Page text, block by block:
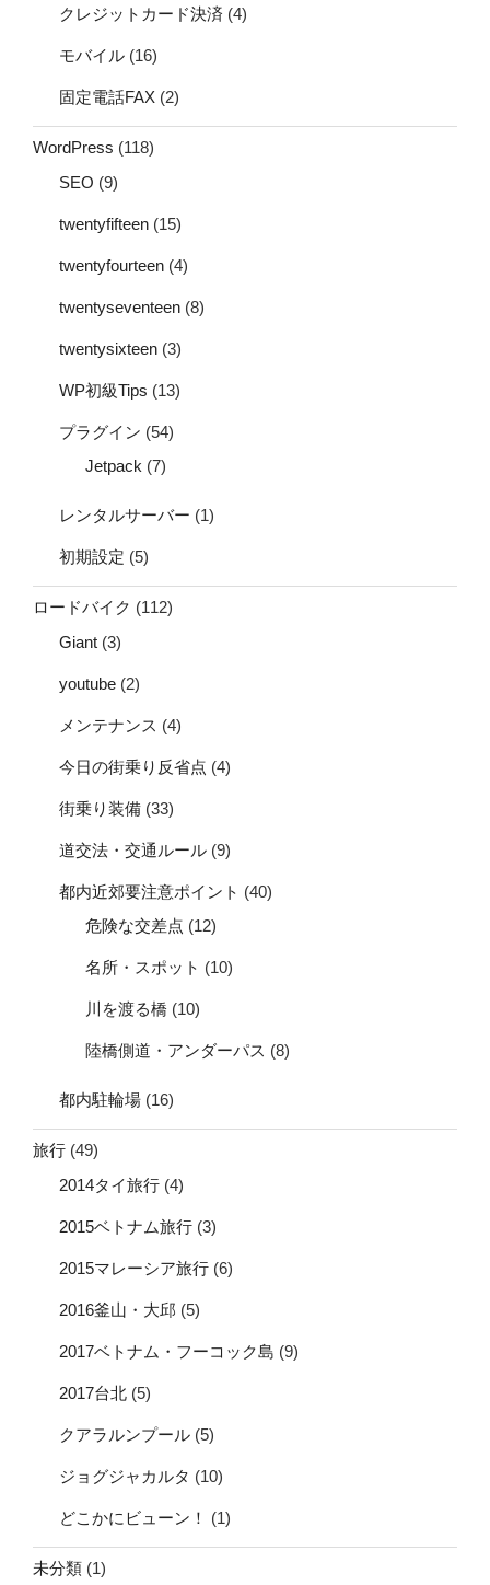
クレジットカード決済 (4)
モバイル (16)
固定電話FAX (2)
WordPress (118)
SEO (9)
twentyfifteen (15)
twentyfourteen (4)
twentyseventeen (8)
twentysixteen (3)
WP初級Tips (13)
プラグイン (54)
Jetpack (7)
レンタルサーバー (1)
初期設定 (5)
ロードバイク (112)
Giant (3)
youtube (2)
メンテナンス (4)
今日の街乗り反省点 (4)
街乗り装備 (33)
道交法・交通ルール (9)
都内近郊要注意ポイント (40)
危険な交差点 (12)
名所・スポット (10)
川を渡る橋 (10)
陸橋側道・アンダーパス (8)
都内駐輪場 (16)
旅行 (49)
2014タイ旅行 (4)
2015ベトナム旅行 (3)
2015マレーシア旅行 (6)
2016釜山・大邱 (5)
2017ベトナム・フーコック島 (9)
2017台北 (5)
クアラルンプール (5)
ジョグジャカルタ (10)
どこかにビューン！ (1)
未分類 (1)